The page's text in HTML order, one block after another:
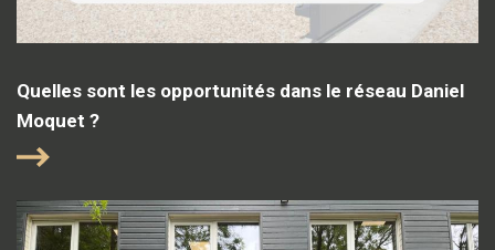
Quelles sont les opportunités dans le réseau Daniel
Moquet ?